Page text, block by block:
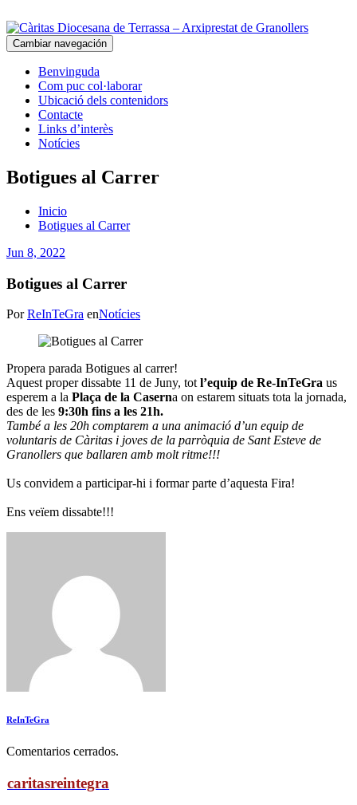
Cambiar navegación
Benvinguda
Com puc col·laborar
Ubicació dels contenidors
Contacte
Links d’interès
Notícies
Botigues al Carrer
Inicio
Botigues al Carrer
Jun 8, 2022
Botigues al Carrer
PorReInTeGra enNotícies
Propera parada Botigues al carrer!
Aquest proper dissabte 11 de Juny, tot l’equip de Re-InTeGra us
esperem a la Plaça de la Caserna on estarem situats tota la jornada,
des de les 9:30h fins a les 21h.
També a les 20h comptarem a una animació d’un equip de
voluntaris de Càritas i joves de la parròquia de Sant Esteve de
Granollers que ballaren amb molt ritme!!!
Us convidem a participar-hi i formar parte d’aquesta Fira!
Ens veïem dissabte!!!
ReInTeGra
Comentarios cerrados.
caritasreintegra